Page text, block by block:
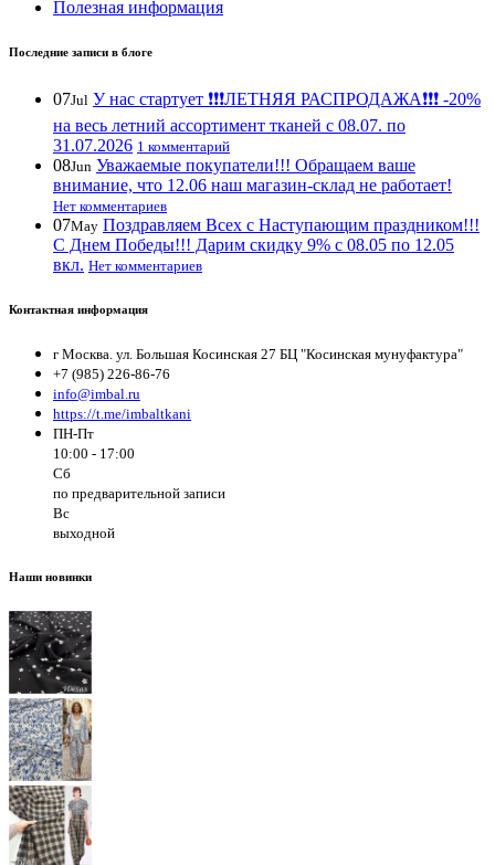
Полезная информация
Последние записи в блоге
07Jul У нас стартует ❗️❗️❗️ЛЕТНЯЯ РАСПРОДАЖА❗️❗️❗️ -20%
на весь летний ассортимент тканей с 08.07. по
31.07.2026 1 комментарий
08Jun Уважаемые покупатели!!! Обращаем ваше
внимание, что 12.06 наш магазин-склад не работает!
Нет комментариев
07May Поздравляем Всех с Наступающим праздником!!!
С Днем Победы!!! Дарим скидку 9% с 08.05 по 12.05
вкл. Нет комментариев
Контактная информация
г Москва. ул. Большая Косинская 27 БЦ "Косинская мунуфактура"
+7 (985) 226-86-76
info@imbal.ru
https://t.me/imbaltkani
ПН-Пт
10:00 - 17:00
Сб
по предварительной записи
Вс
выходной
Наши новинки